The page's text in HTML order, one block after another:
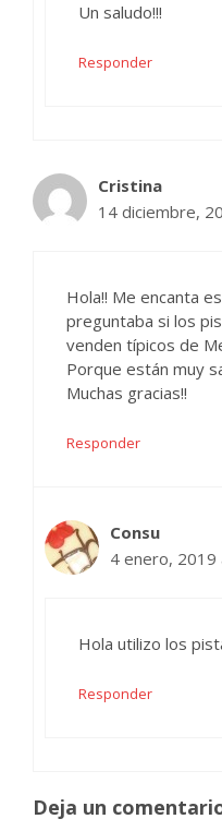
Un saludo!!!
Responder
Cristina
14 diciembre,
Hola!! Me encanta
preguntaba si los
venden típicos de
Porque están muy
Muchas gracias!!
Responder
Consu
4 enero, 2019
Hola utilizo los
Responder
Deja un